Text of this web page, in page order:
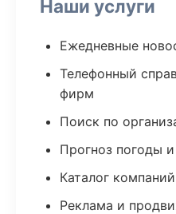
Наши услуги
Ежедневные
Телефонный
фирм
Поиск по
Прогноз погоды
Каталог
Реклама и